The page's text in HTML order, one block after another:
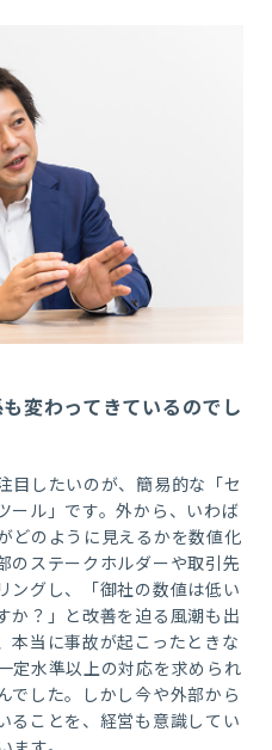
変わってきているのでし
目したいのが、簡易的な「セ
ール」です。外から、いわば
どのように見えるかを数値化
のステークホルダーや取引先
ングし、「御社の数値は低い
か？」と改善を迫る風潮も出
本当に事故が起こったときな
定水準以上の対応を求められ
でした。しかし今や外部から
ることを、経営も意識してい